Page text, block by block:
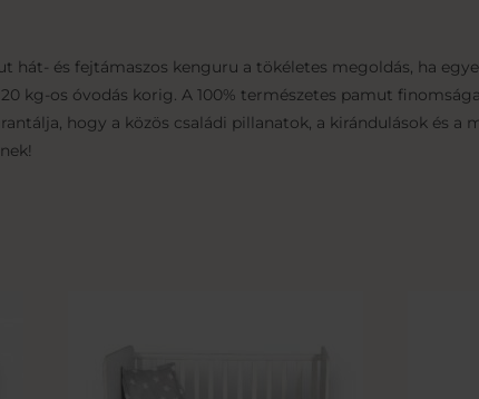
hát- és fejtámaszos kenguru a tökéletes megoldás, ha
kg-os óvodás korig. A 100% természetes pamut
hogy a közös családi pillanatok, a kirándulások és